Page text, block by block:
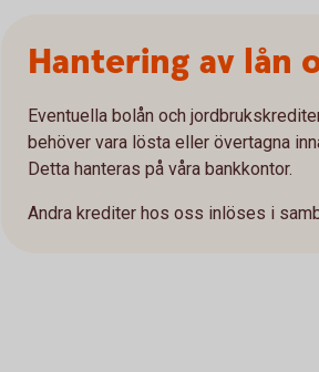
Hantering av lån
Eventuella bolån och
behöver vara lösta eller övertagna
Detta hanteras på våra bankkontor.
Andra krediter hos oss inlöses i